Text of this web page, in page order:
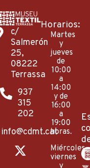
c/
Salmerón
25,
08222
Terrassa
937
315
202
info@cdmt.cat
X
-
I
n
F
a
P
i
Y
o
Horarios:
Martes
y
jueves
de
10:00
a
14:00
y de
16:00
a
19:00
horas.
Miércoles,
viernes
y